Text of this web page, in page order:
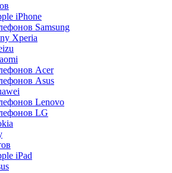
iPhone
Samsung
Xperia
Acer
Asus
Lenovo
LG
iPad